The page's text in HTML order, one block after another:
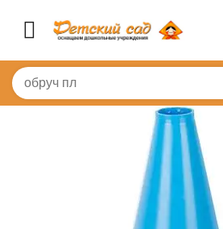
Главная / СПОРТИВНЫЙ ЗАЛ